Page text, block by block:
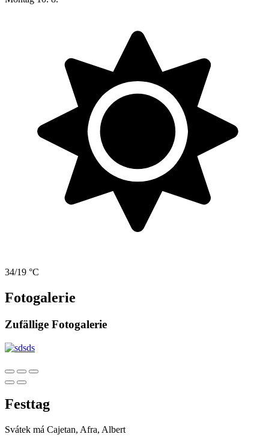
34/19 °C
Fotogalerie
Zufällige Fotogalerie
Festtag
Svátek má Cajetan, Afra, Albert